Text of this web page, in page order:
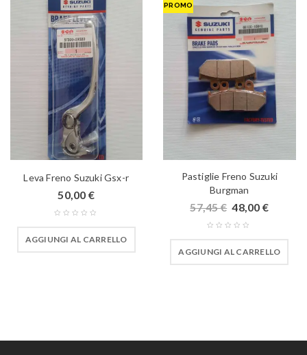
Leva Freno Suzuki Gsx-r
50,00 €
AGGIUNGI AL CARRELLO
PROMO
Pastiglie Freno Suzuki
Burgman
57,45€ 48,00 €
AGGIUNGI AL CARRELLO